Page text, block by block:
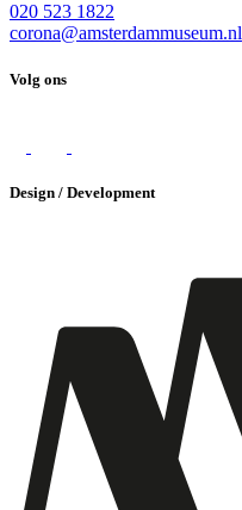
020 523 1822
corona@amsterdammuseum.nl
Volg ons
Design / Development